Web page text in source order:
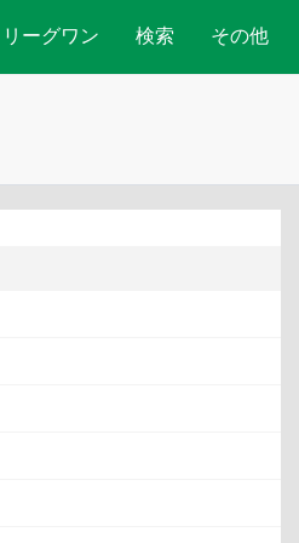
リーグワン 検索 その他